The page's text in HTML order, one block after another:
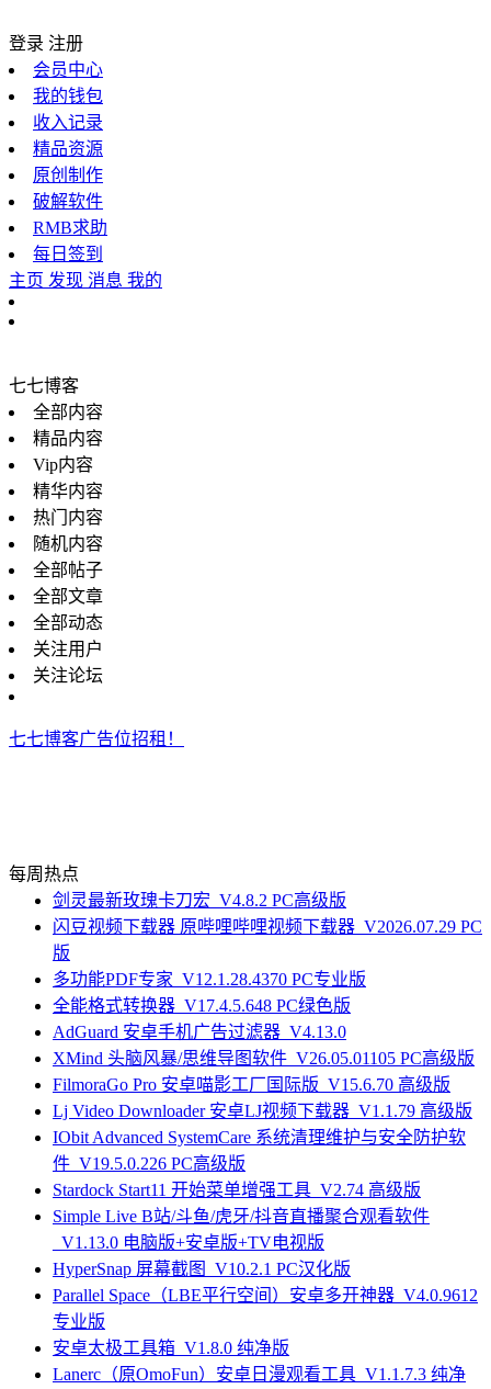
登录 注册
会员中心
我的钱包
收入记录
精品资源
原创制作
破解软件
RMB求助
每日签到
主页 发现 消息 我的
七七博客
全部内容
精品内容
Vip内容
精华内容
热门内容
随机内容
全部帖子
全部文章
全部动态
关注用户
关注论坛
七七博客广告位招租！
每周热点
剑灵最新玫瑰卡刀宏_V4.8.2 PC高级版
闪豆视频下载器 原哔哩哔哩视频下载器_V2026.07.29 PC
版
多功能PDF专家_V12.1.28.4370 PC专业版
全能格式转换器_V17.4.5.648 PC绿色版
AdGuard 安卓手机广告过滤器_V4.13.0
XMind 头脑风暴/思维导图软件_V26.05.01105 PC高级版
FilmoraGo Pro 安卓喵影工厂国际版_V15.6.70 高级版
Lj Video Downloader 安卓LJ视频下载器_V1.1.79 高级版
IObit Advanced SystemCare 系统清理维护与安全防护软
件_V19.5.0.226 PC高级版
Stardock Start11 开始菜单增强工具_V2.74 高级版
Simple Live B站/斗鱼/虎牙/抖音直播聚合观看软件
_V1.13.0 电脑版+安卓版+TV电视版
HyperSnap 屏幕截图_V10.2.1 PC汉化版
Parallel Space（LBE平行空间）安卓多开神器_V4.0.9612
专业版
安卓太极工具箱_V1.8.0 纯净版
Lanerc（原OmoFun）安卓日漫观看工具_V1.1.7.3 纯净